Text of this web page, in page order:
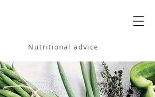
Nutritional advice